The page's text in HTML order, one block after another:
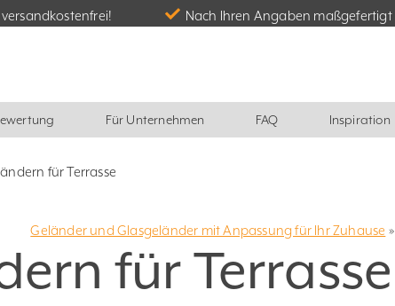
Nach Ihren Angaben maßgefertigt
Für Unternehmen FAQ Inspiration
für Terrasse
Geländer und Glasgeländer mit Anpassung für Ihr Zuhause »
für Terrasse